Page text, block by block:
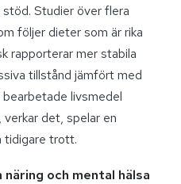
Studier över flera
följer dieter som är rika
rapporterar mer stabila
tillstånd jämfört med
livsmedel
det, spelar en
tidigare trott.
och mental hälsa